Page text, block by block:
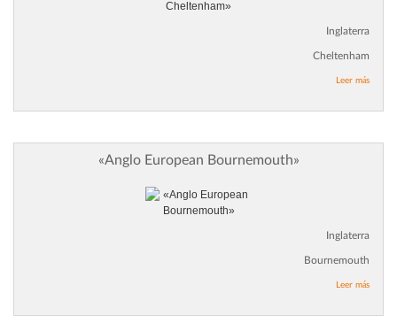
Inglaterra
Cheltenham
Leer más
«Anglo European Bournemouth»
Inglaterra
Bournemouth
Leer más